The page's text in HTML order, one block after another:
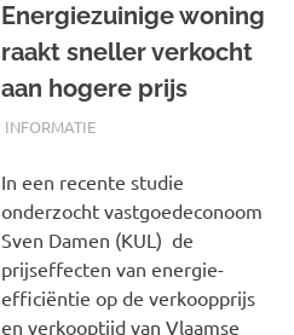
Energiezuinige woning
raakt sneller verkocht
aan hogere prijs
04/07/2019
AUTH-POSTS
INFORMATIE
In een recente studie
onderzocht vastgoedeconoom
Sven Damen (KUL) de
prijseffecten van energie-
efficiëntie op de verkoopprijs
en verkooptijd van Vlaamse